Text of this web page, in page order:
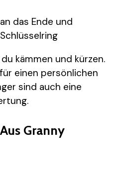
das Ende und
kämmen und kürzen.
einen persönlichen
sind auch eine
Granny